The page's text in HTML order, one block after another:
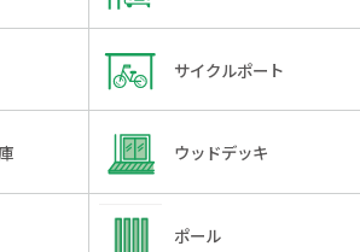
サイクルポート
ウッドデッキ
ポール